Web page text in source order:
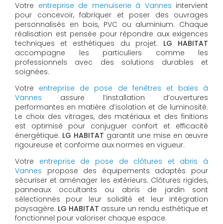
Votre entreprise de menuiserie à Vannes intervient
pour concevoir, fabriquer et poser des ouvrages
personnalisés en bois, PVC ou aluminium. Chaque
réalisation est pensée pour répondre aux exigences
techniques et esthétiques du projet. LG HABITAT
accompagne les particuliers comme les
professionnels avec des solutions durables et
soignées.
Votre entreprise de pose de fenêtres et baies à
Vannes assure l’installation d’ouvertures
performantes en matière d’isolation et de luminosité.
Le choix des vitrages, des matériaux et des finitions
est optimisé pour conjuguer confort et efficacité
énergétique. LG HABITAT garantit une mise en œuvre
rigoureuse et conforme aux normes en vigueur.
Votre entreprise de pose de clôtures et abris à
Vannes propose des équipements adaptés pour
sécuriser et aménager les extérieurs. Clôtures rigides,
panneaux occultants ou abris de jardin sont
sélectionnés pour leur solidité et leur intégration
paysagère. LG HABITAT assure un rendu esthétique et
fonctionnel pour valoriser chaque espace.